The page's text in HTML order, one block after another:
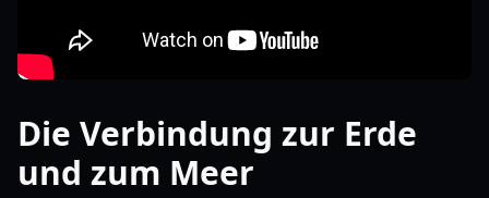
Die Verbindung zur Erde
und zum Meer